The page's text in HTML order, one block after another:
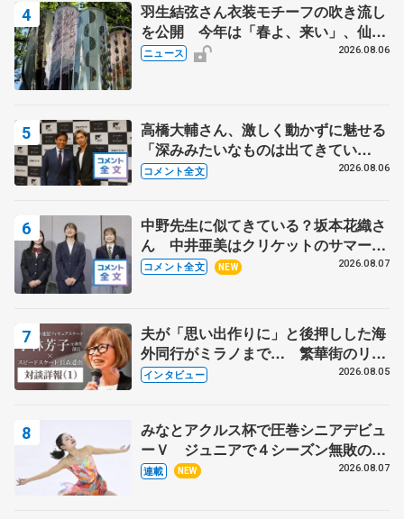
羽生結弦さん衣装モチーフの吹き流し
を公開 今年は「春よ、来い」、仙台
の瑞鳳殿
ニュース 2026.08.06
高橋大輔さん、激しく動かずに魅せる
「深みみたいなものは出てきてい
る？」 〝兄さん〟と慕うレジェンド
コメント全文 2026.08.06
中野先生に似てきている？坂本花織さ
ん 中井亜美はクリケットのサマーキ
ャンプに 島田麻央はたくさん試合に
コメント全文 NEW 2026.08.07
夫が「思い出作りに」と後押しした海
外同行がミラノまで… 繁華街のリン
クでは不良のお兄さんも味方に 小林
インタビュー 2026.08.05
みなとアクルス杯で圧巻シニアデビュ
ーＶ ジュニアで４シーズン無敗の島
田麻央
連載 NEW 2026.08.07